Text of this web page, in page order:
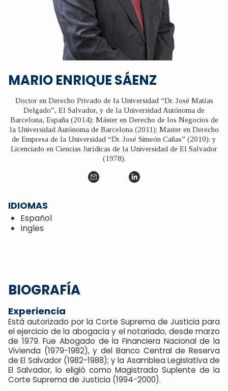
MARIO ENRIQUE SÁENZ
Doctor en Derecho Privado de la Universidad “Dr. José Matías
Delgado”, El Salvador, y de la Universidad Autónoma de
Barcelona, España (2014); Máster en Derecho de los Negocios de
la Universidad Autónoma de Barcelona (2011); Master en Derecho
de Empresa de la Universidad “Dr. José Simeón Cañas” (2010): y
Licenciado en Ciencias Jurídicas de la Universidad de El Salvador
(1978).
IDIOMAS
Español
Ingles
BIOGRAFÍA
Experiencia
Está autorizado por la Corte Suprema de Justicia para
el ejercicio de la abogacía y el notariado, desde marzo
de 1979. Fue Abogado de la Financiera Nacional de la
Vivienda (1979-1982), y del Banco Central de Reserva
de El Salvador (1982-1988); y la Asamblea Legislativa de
El Salvador, lo eligió como Magistrado Suplente de la
Corte Suprema de Justicia (1994-2000).